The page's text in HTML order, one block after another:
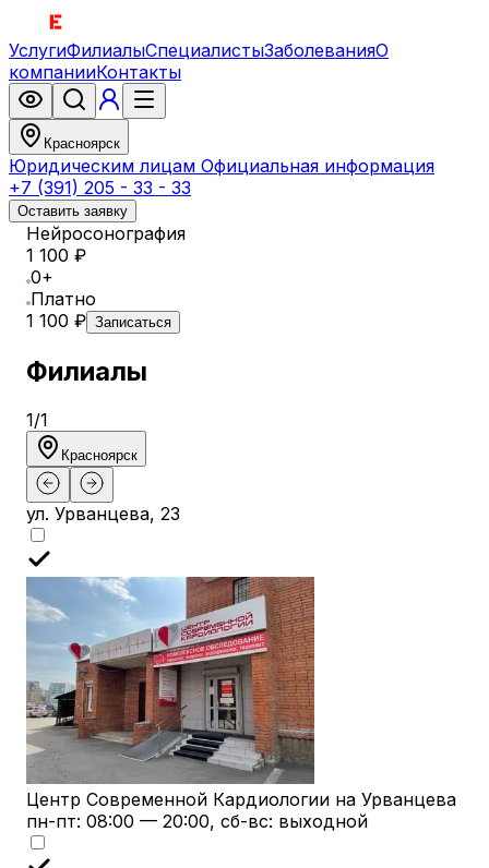
УслугиФилиалыСпециалистыЗаболеванияО
компанииКонтакты
Красноярск
Юридическим лицам Официальная информация
+7 (391) 205 - 33 - 33
Оставить заявку
Нейросонография
1 100 ₽
0+
Платно
1 100 ₽ Записаться
Филиалы
1/1
Красноярск
ул. Урванцева, 23
Центр Современной Кардиологии на Урванцева
пн-пт: 08:00 — 20:00, сб-вс: выходной